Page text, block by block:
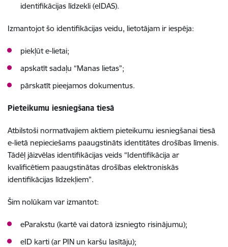
identifikācijas līdzekli (eIDAS).
Izmantojot šo identifikācijas veidu, lietotājam ir iespēja:
piekļūt e-lietai;
apskatīt sadaļu “Manas lietas”;
pārskatīt pieejamos dokumentus.
Pieteikumu iesniegšana tiesā
Atbilstoši normatīvajiem aktiem pieteikumu iesniegšanai tiesā
e-lietā nepieciešams paaugstināts identitātes drošības līmenis.
Tādēļ jāizvēlas identifikācijas veids “Identifikācija ar
kvalificētiem paaugstinātas drošības elektroniskās
identifikācijas līdzekļiem”.
Šim nolūkam var izmantot:
eParakstu (kartē vai datorā izsniegto risinājumu);
eID karti (ar PIN un karšu lasītāju);